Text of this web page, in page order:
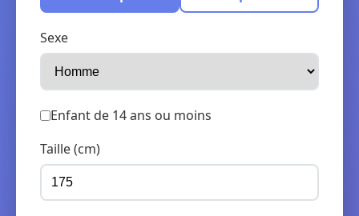
Sexe
Enfant de 14 ans ou moins
Taille (cm)